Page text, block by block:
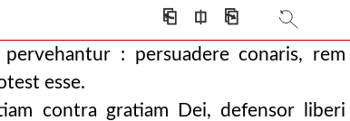
⎗ ⎅ ⎘
volun
: persuadere conaris, rem
esse.
contra gratiam Dei, defensor liberi